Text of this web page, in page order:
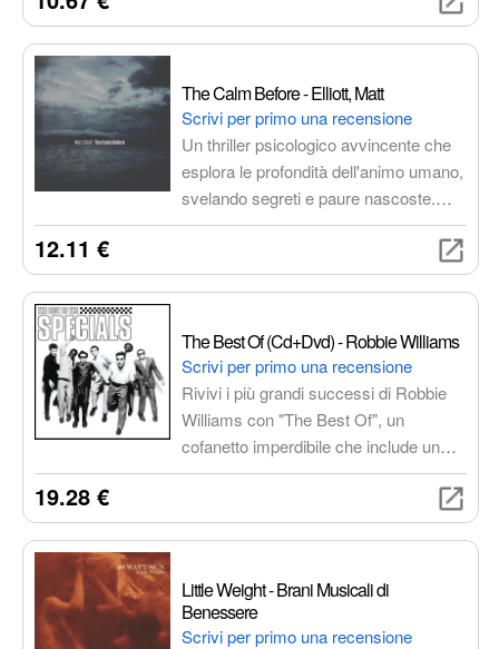
completa per gli amanti della musica
sociale.
The Calm Before - Elliott, Matt
Scrivi per primo una recensione
Un thriller psicologico avvincente che
esplora le profondità dell'animo umano,
svelando segreti e paure nascoste.
Una trama intricata, personaggi
complessi e un'atmosfera suggestiva
rendono questo libro un'esperienza di
12.11 €
The Best Of (Cd+Dvd) - Robbie Williams
Scrivi per primo una recensione
Rivivi i più grandi successi di Robbie
Williams con "The Best Of", un
cofanetto imperdibile che include un
CD con le sue canzoni più famose e
contenuti speciali. Un'esperienza
unica per scoprire la magia di un artista
inimitabile.
19.28 €
Little Weight - Brani Musicali di
Benessere
Scrivi per primo una recensione